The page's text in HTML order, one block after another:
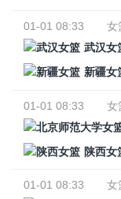
01-01 08:33
女
武汉女
新疆女
01-01 08:33
女
陕西女
01-01 08:33
女